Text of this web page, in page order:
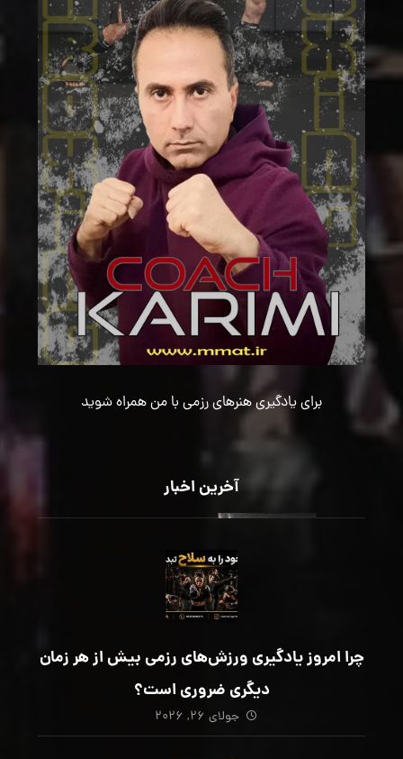
برای یادگیری هنرهای رزمی با من همراه شوید
آخرین اخبار
چرا امروز یادگیری ورزش‌های رزمی بیش از هر زمان
دیگری ضروری است؟
جولای ۲۶, ۲۰۲۶